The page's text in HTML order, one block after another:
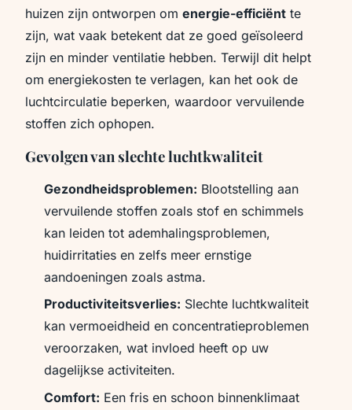
huizen zijn ontworpen om energie-efficiënt te
zijn, wat vaak betekent dat ze goed geïsoleerd
zijn en minder ventilatie hebben. Terwijl dit helpt
om energiekosten te verlagen, kan het ook de
luchtcirculatie beperken, waardoor vervuilende
stoffen zich ophopen.
Gevolgen van slechte luchtkwaliteit
Gezondheidsproblemen: Blootstelling aan
vervuilende stoffen zoals stof en schimmels
kan leiden tot ademhalingsproblemen,
huidirritaties en zelfs meer ernstige
aandoeningen zoals astma.
Productiviteitsverlies: Slechte luchtkwaliteit
kan vermoeidheid en concentratieproblemen
veroorzaken, wat invloed heeft op uw
dagelijkse activiteiten.
Comfort: Een fris en schoon binnenklimaat